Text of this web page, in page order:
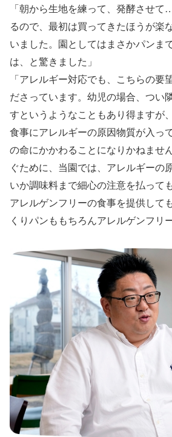
「朝から生地を練って、発酵させ
るので、最初は買ってきたほうが楽
いました。園としてはまさかパンま
は、と驚きました」
「アレルギー対応でも、こちらの要
ださっています。幼児の場合、つい
すというようなこともあり得ますが
食事にアレルギーの原因物質が入っ
の命にかかわることになりかねませ
ぐために、当園では、アレルギーの
いか調味料まで細心の注意を払って
アレルゲンフリーの食事を提供して
くりパンももちろんアレルゲンフリ